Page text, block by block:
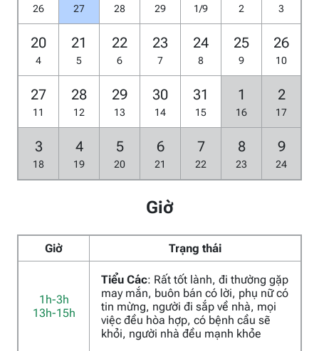
26 27 28 29 1/9 2 3
20
4
21
5
22
6
23
7
24
8
25
9
26
10
27
11
28
12
29
13
30
14
31
15
1
16
2
17
3
18
4
19
5
20
6
21
7
22
8
23
9
24
Giờ
Giờ Trạng thái
1h-3h
13h-15h
Tiểu Các: Rất tốt lành, đi thường gặp
may mắn, buôn bán có lời, phụ nữ có
tin mừng, người đi sắp về nhà, mọi
việc đều hòa hợp, có bệnh cầu sẽ
khỏi, người nhà đều mạnh khỏe